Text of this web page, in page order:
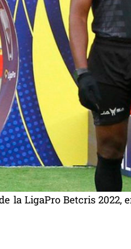
la LigaPro Betcris 2022,